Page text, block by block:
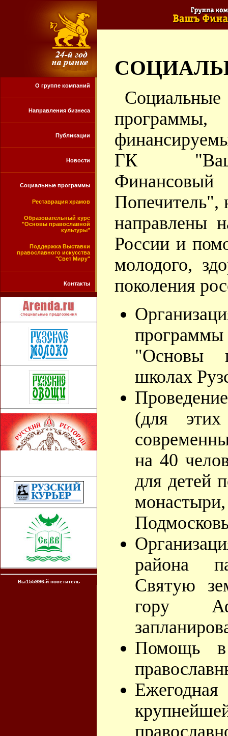
О группе компаний
Направления бизнеса
Публикации
Новости
Социальные программы
Реставрация храмов
Образовательный курс
"Основы православной
культуры"
Поддержка Выставки
православного искусства
"Свет Миру"
Контакты
Вы155996-й посетитель
Социальные
программы,
ГК
Финансовый
Попечитель",
направлены
России и
молодого,
поколения
"Основы
школах
(для этих
на 40
для детей
района
Святую
гору
Помощь в